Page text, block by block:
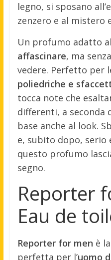
legno, si sposano
zenzero e al mistero
Un profumo adatto
affascinare, ma
vedere. Perfetto per
poliedriche e
tocca note che
differenti, a seconda
base anche al look.
e, subito dopo, serio
questo profumo
segno.
Reporter
Eau de
Reporter for men è
perfetta per l’uomo